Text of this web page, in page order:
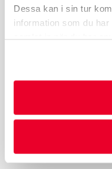
Dessa kan i sin tur
information som du
samlat in när du har
KUVERT OCH